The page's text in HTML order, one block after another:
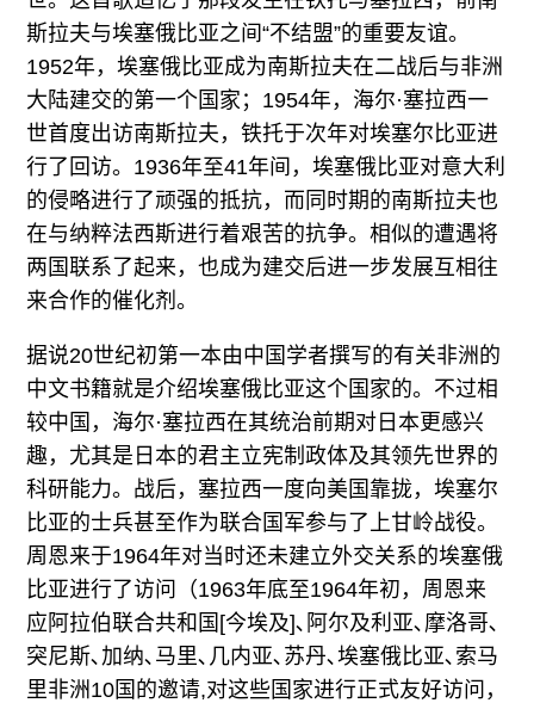
斯拉夫与埃塞俄比亚之间“不结盟”的重要友谊。
1952年，埃塞俄比亚成为南斯拉夫在二战后与非洲
大陆建交的第一个国家；1954年，海尔·塞拉西一
世首度出访南斯拉夫，铁托于次年对埃塞尔比亚进
行了回访。1936年至41年间，埃塞俄比亚对意大利
的侵略进行了顽强的抵抗，而同时期的南斯拉夫也
在与纳粹法西斯进行着艰苦的抗争。相似的遭遇将
两国联系了起来，也成为建交后进一步发展互相往
来合作的催化剂。
据说20世纪初第一本由中国学者撰写的有关非洲的
中文书籍就是介绍埃塞俄比亚这个国家的。不过相
较中国，海尔·塞拉西在其统治前期对日本更感兴
趣，尤其是日本的君主立宪制政体及其领先世界的
科研能力。战后，塞拉西一度向美国靠拢，埃塞尔
比亚的士兵甚至作为联合国军参与了上甘岭战役。
周恩来于1964年对当时还未建立外交关系的埃塞俄
比亚进行了访问（1963年底至1964年初，周恩来
应阿拉伯联合共和国[今埃及]､阿尔及利亚､摩洛哥､
突尼斯､加纳､马里､几内亚､苏丹､埃塞俄比亚､索马
里非洲10国的邀请,对这些国家进行正式友好访问，